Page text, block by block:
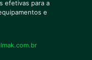
efetivas para a
e